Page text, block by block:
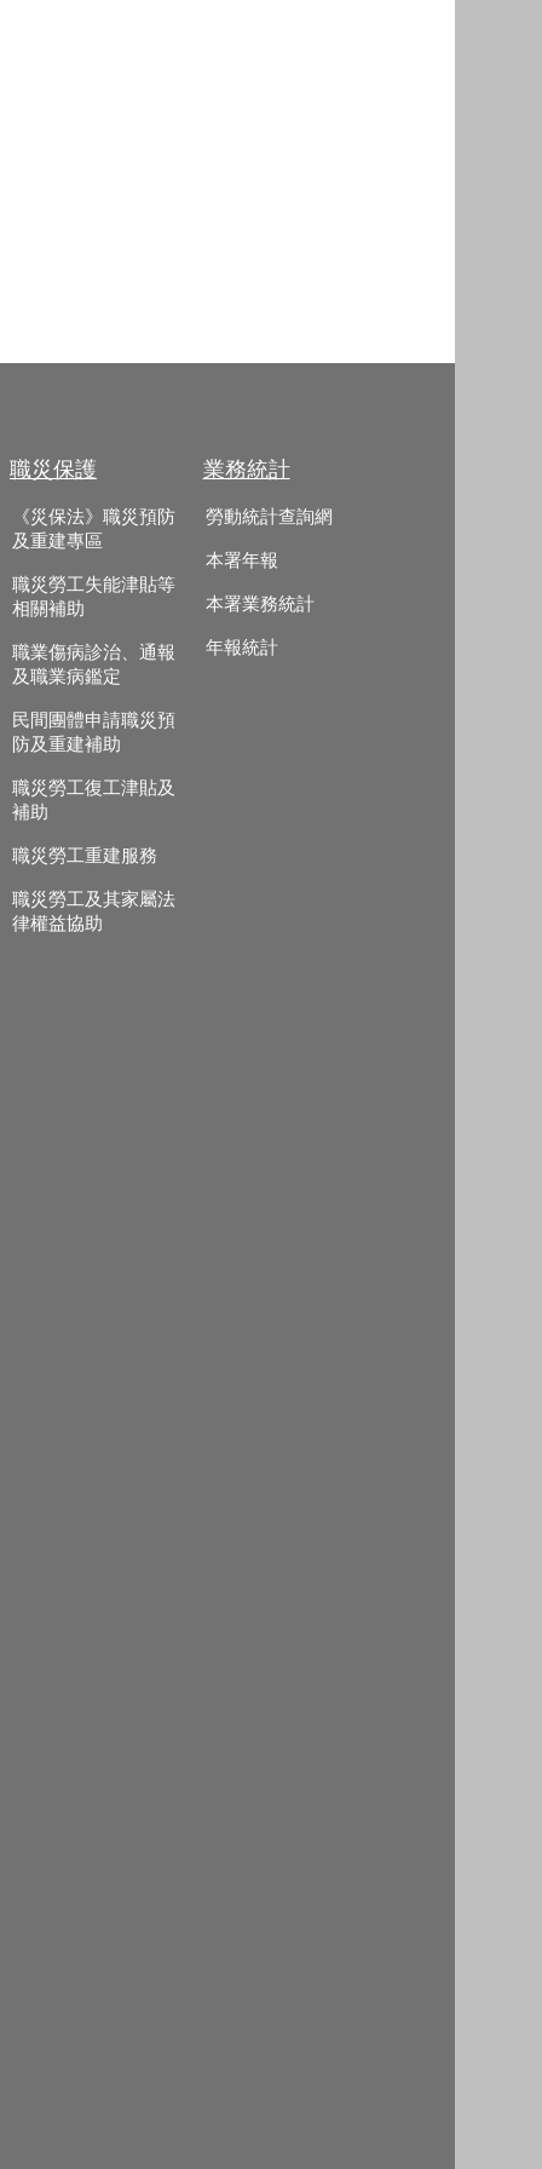
職災保護
《災保法》職災預防
及重建專區
職災勞工失能津貼等
相關補助
職業傷病診治、通報
及職業病鑑定
民間團體申請職災預
防及重建補助
職災勞工復工津貼及
補助
職災勞工重建服務
職災勞工及其家屬法
律權益協助
業務統計
勞動統計查詢網
本署年報
本署業務統計
年報統計